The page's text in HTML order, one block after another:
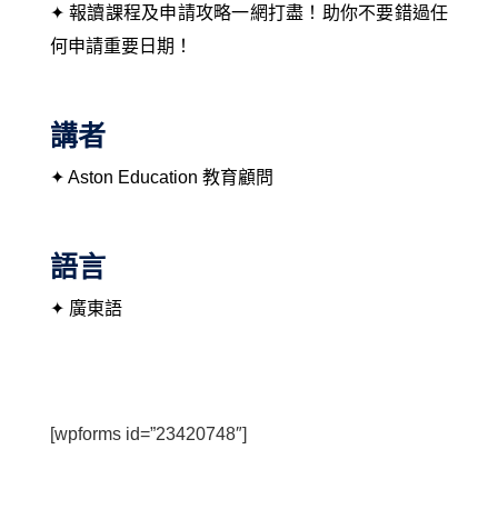
✦ 報讀課程及申請攻略一網打盡！助你不要錯過任
何申請重要日期！
講者
✦ Aston Education 教育顧問
語言
✦ 廣東語
[wpforms id=”23420748″]